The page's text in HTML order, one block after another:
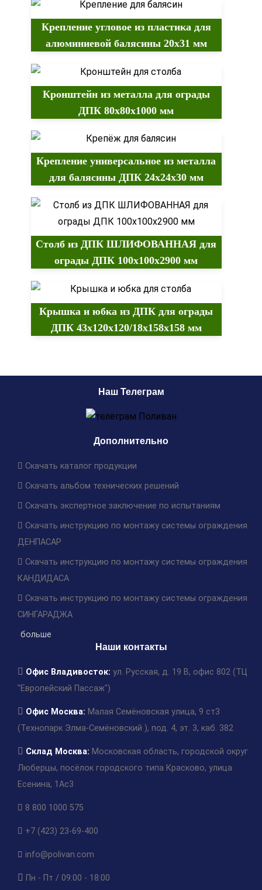
Крепление угловое из пластика для
алюминиевой балясины 20х31 мм
Кронштейн из металла для ограды
ДПК 80х80х1000 мм
Крепление универсальное из металла
для балясины ДПК 24х24х30 мм
Столб из ДПК ШЛИФОВАННАЯ для
ограды ДПК 100х100х2900 мм
Крышка и юбка из ДПК для ограды
ДПК 43х120х120/18х158х158 мм
Наши контакты
Офис Владивосток: ул. Русская, д. 19 В, офис 802 (ТЦ
"Европейский Пассаж")
Офис Москва: Малая Семёновская улица, 9 ст3
(Технопарк Элма-Семёновский ), под. 4, эт. 3, каб. 382
Склад Москва: Московская область, городской округ
Люберцы, посёлок городского типа Красково, улица
Есенина, 1Ас3
8 800 1000 575
+7 (423) 23-69-400
info@polivan.com
Пн - Пт / 09:00 - 18:00
Дополнительно
Скачать каталог продукции
Скачать альбом технических решений
Скачать экспертное заключение по испытаниям
Скачать инструкцию по монтажу системы ограждения
ДЕНПАСАР
Скачать инструкцию по монтажу системы ограждения
КАНДИДАСА
Скачать инструкцию по монтажу системы ограждения
СИНГАРАДЖА
больше
Наш Телеграм